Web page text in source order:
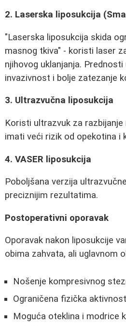
2. Laserska liposukcija
"Laserska liposukcija skida
masnog tkiva" - koristi laser
njihovog uklanjanja. Prednosti
invazivnost i bolje zatezanje
3. Ultrazvučna liposukcija
Koristi ultrazvuk za
imati veći rizik od opekotina i
4. VASER liposukcija
Poboljšana verzija
preciznijim rezultatima.
Postoperativni oporavak
Oporavak nakon liposukcije
obima zahvata, ali uglavnom
Nošenje kompresivnog
Ograničena fizička
Moguća oteklina i modrice